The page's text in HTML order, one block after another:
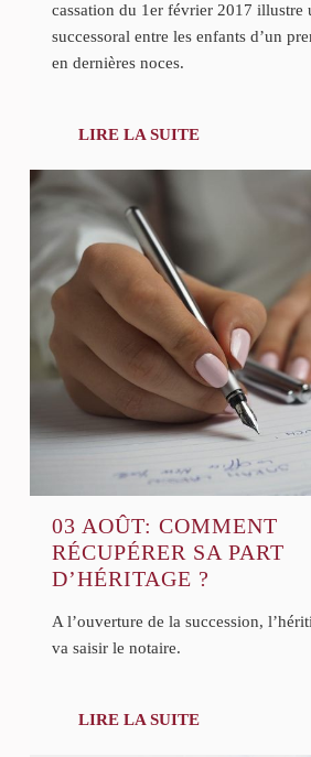
cassation du 1er février 2017 illustre
successoral entre les enfants d’un
en dernières noces.
LIRE LA SUITE
03 AOÛT: COMMENT
RÉCUPÉRER SA PART
D’HÉRITAGE ?
A l’ouverture de la succession,
va saisir le notaire.
LIRE LA SUITE